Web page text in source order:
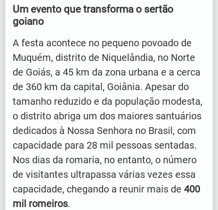
Um evento que transforma o sertão
goiano
A festa acontece no pequeno povoado de
Muquém, distrito de Niquelândia, no Norte
de Goiás, a 45 km da zona urbana e a cerca
de 360 km da capital, Goiânia. Apesar do
tamanho reduzido e da população modesta,
o distrito abriga um dos maiores santuários
dedicados à Nossa Senhora no Brasil, com
capacidade para 28 mil pessoas sentadas.
Nos dias da romaria, no entanto, o número
de visitantes ultrapassa várias vezes essa
capacidade, chegando a reunir mais de400
mil romeiros.